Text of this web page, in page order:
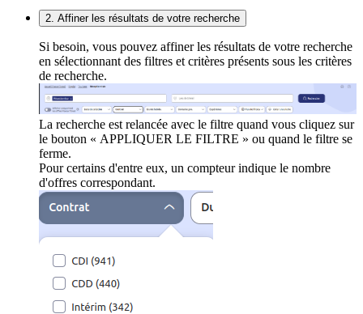
2. Affiner les résultats de votre recherche
Si besoin, vous pouvez affiner les résultats de votre recherche
en sélectionnant des filtres et critères présents sous les critères
de recherche.
La recherche est relancée avec le filtre quand vous cliquez sur
le bouton « APPLIQUER LE FILTRE » ou quand le filtre se
ferme.
Pour certains d'entre eux, un compteur indique le nombre
d'offres correspondant.